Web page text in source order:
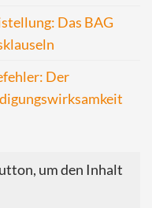
Das BAG
Der
um den Inhalt